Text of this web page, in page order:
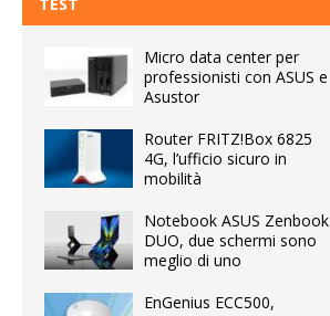
Micro data center per
professionisti con ASUS e
Asustor
Router FRITZ!Box 6825
4G, l’ufficio sicuro in
mobilità
Notebook ASUS Zenbook
DUO, due schermi sono
meglio di uno
EnGenius ECC500,